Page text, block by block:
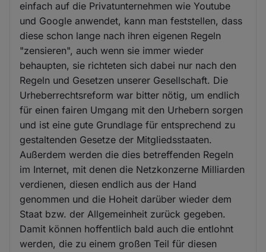
einfach auf die Privatunternehmen wie Youtube
und Google anwendet, kann man feststellen, dass
diese schon lange nach ihren eigenen Regeln
"zensieren", auch wenn sie immer wieder
behaupten, sie richteten sich dabei nur nach den
Regeln und Gesetzen unserer Gesellschaft. Die
Urheberrechtsreform war bitter nötig, um endlich
für einen fairen Umgang mit den Urhebern sorgen
und ist eine gute Grundlage für entsprechend zu
gestaltenden Gesetze der Mitgliedsstaaten.
Außerdem werden die dies betreffenden Regeln
im Internet, mit denen die Netzkonzerne Milliarden
verdienen, diesen endlich aus der Hand
genommen und die Hoheit darüber wieder dem
Staat bzw. der Allgemeinheit zurück gegeben.
Damit können hoffentlich bald auch die entlohnt
werden, die zu einem großen Teil für diesen